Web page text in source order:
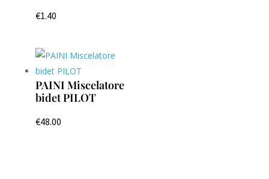
€1.40
PAINI Miscelatore
bidet PILOT
€48.00